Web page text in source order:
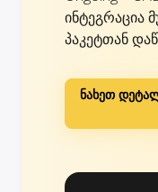
ინტეგრაცია
პაკეტთან
ნახეთ